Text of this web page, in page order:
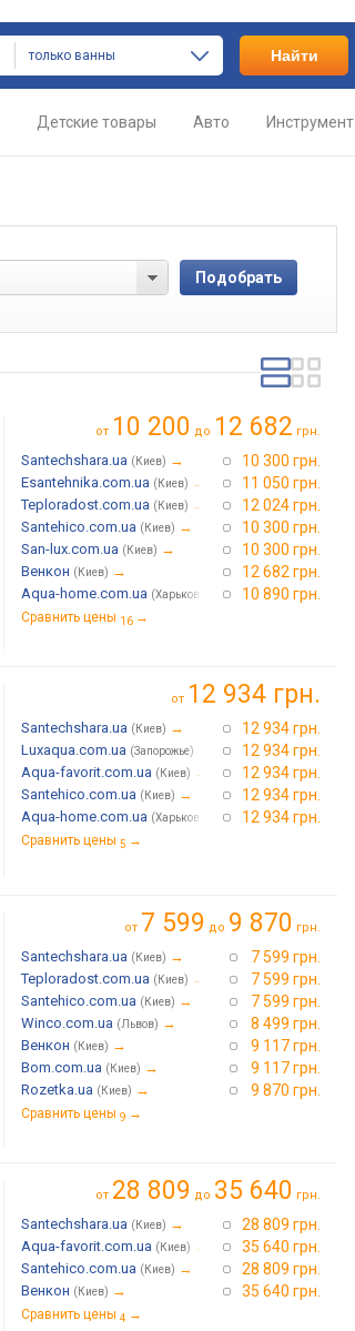
только ванны Найти
Детские товары Авто Инструмент
от 10 200 до 12 682 грн.
Santechshara.ua (Киев) → 10 300 грн.
Esantehnika.com.ua (Киев) → 11 050 грн.
Teploradost.com.ua (Киев) → 12 024 грн.
Santehico.com.ua (Киев) → 10 300 грн.
San-lux.com.ua (Киев) → 10 300 грн.
Венкон (Киев) → 12 682 грн.
Aqua-home.com.ua (Харьков) 10 890 грн.
Сравнить цены 16 →
от 12 934 грн.
Santechshara.ua (Киев) → 12 934 грн.
Luxaqua.com.ua (Запорожье) 12 934 грн.
Aqua-favorit.com.ua (Киев) → 12 934 грн.
Santehico.com.ua (Киев) → 12 934 грн.
Aqua-home.com.ua (Харьков) 12 934 грн.
Сравнить цены 5 →
от 7 599 до 9 870 грн.
Santechshara.ua (Киев) → 7 599 грн.
Teploradost.com.ua (Киев) → 7 599 грн.
Santehico.com.ua (Киев) → 7 599 грн.
Winco.com.ua (Львов) → 8 499 грн.
Венкон (Киев) → 9 117 грн.
Bom.com.ua (Киев) → 9 117 грн.
Rozetka.ua (Киев) → 9 870 грн.
Сравнить цены 9 →
от 28 809 до 35 640 грн.
Santechshara.ua (Киев) → 28 809 грн.
Aqua-favorit.com.ua (Киев) → 35 640 грн.
Santehico.com.ua (Киев) → 28 809 грн.
Венкон (Киев) → 35 640 грн.
Сравнить цены 4 →